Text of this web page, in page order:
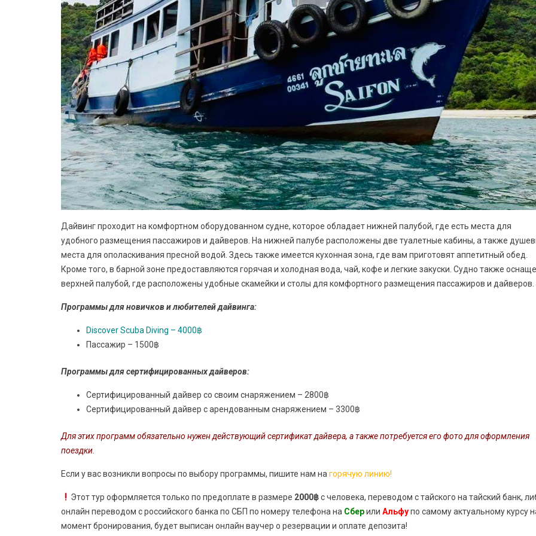
Дайвинг проходит на комфортном оборудованном судне, которое обладает нижней палубой, где есть места для
удобного размещения пассажиров и дайверов. На нижней палубе расположены две туалетные кабины, а также
места для ополаскивания пресной водой. Здесь также имеется кухонная зона, где вам приготовят аппетитный обед.
Кроме того, в барной зоне предоставляются горячая и холодная вода, чай, кофе и легкие закуски. Судно также
верхней палубой, где расположены удобные скамейки и столы для комфортного размещения пассажиров и дайверов.
Программы для новичков и любителей дайвинга:
Discover Scuba Diving – 4000฿
Пассажир – 1500฿
Программы для сертифицированных дайверов:
Сертифицированный дайвер со своим снаряжением – 2800฿
Сертифицированный дайвер с арендованным снаряжением – 3300฿
Для этих программ обязательно нужен действующий сертификат дайвера, а также потребуется его фото для оформления
поездки.
Если у вас возникли вопросы по выбору программы, пишите нам на горячую линию!
Этот тур оформляется только по предоплате в размере 2000฿с человека, переводом с тайского на тайский банк,
онлайн переводом с российского банка по СБП по номеру телефона на Сберили Альфупо самому актуальному курсу
момент бронирования, будет выписан онлайн ваучер о резервации и оплате депозита!